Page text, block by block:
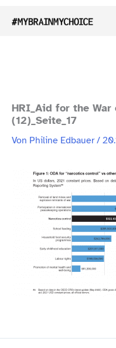
Inhalt
HRI_​Aid for the War
(12)_Seite_17
Von Philine Edbauer/